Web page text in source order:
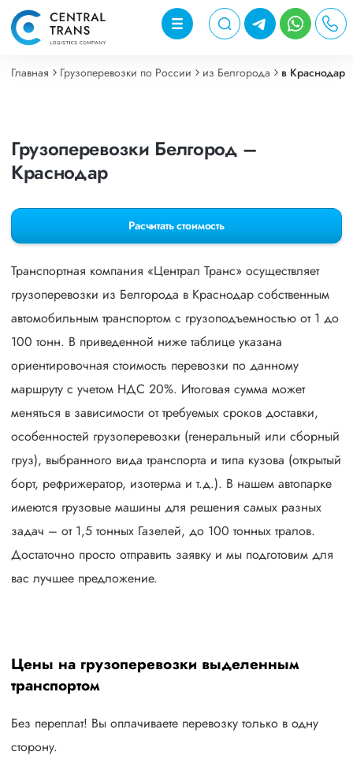
Главная Грузоперевозки по России из Белгорода в Краснодар
Грузоперевозки Белгород –
Краснодар
Расчитать стоимость
Транспортная компания «Централ Транс» осуществляет
грузоперевозки из Белгорода в Краснодар собственным
автомобильным транспортом с грузоподъемностью от 1 до
100 тонн. В приведенной ниже таблице указана
ориентировочная стоимость перевозки по данному
маршруту с учетом НДС 20%. Итоговая сумма может
меняться в зависимости от требуемых сроков доставки,
особенностей грузоперевозки (генеральный или сборный
груз), выбранного вида транспорта и типа кузова (открытый
борт, рефрижератор, изотерма и т.д.). В нашем автопарке
имеются грузовые машины для решения самых разных
задач – от 1,5 тонных Газелей, до 100 тонных тралов.
Достаточно просто отправить заявку и мы подготовим для
вас лучшее предложение.
Цены на грузоперевозки выделенным
транспортом
Без переплат! Вы оплачиваете перевозку только в одну
сторону.